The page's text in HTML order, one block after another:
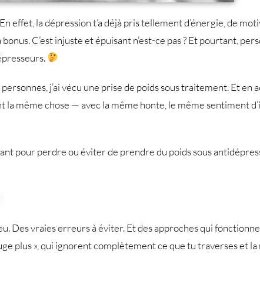
effet, la dépression t’a déjà pris tellement d’énergie, de
C’est injuste et épuisant n’est-ce pas ? Et pourtant,
j’ai vécu une prise de poids sous traitement. Et en
même chose — avec la même honte, le même sentiment
pour perdre ou éviter de prendre du poids sous
Des vraies erreurs à éviter. Et des approches qui
plus », qui ignorent complètement ce que tu traverses et